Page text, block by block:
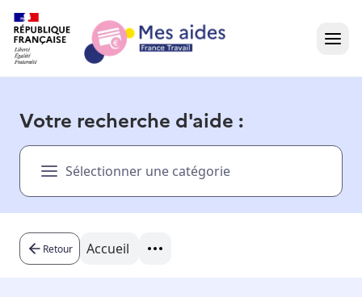
Présentation vidéo
Besoin d'aide ?
Votre recherche d'aide :
Sélectionner une catégorie
Retour Accueil